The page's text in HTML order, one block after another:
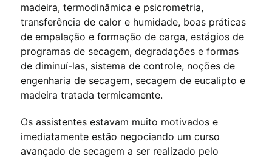
madeira, termodinâmica e psicrometria,
transferência de calor e humidade, boas práticas
de empalação e formação de carga, estágios de
programas de secagem, degradações e formas
de diminuí-las, sistema de controle, noções de
engenharia de secagem, secagem de eucalipto e
madeira tratada termicamente.
Os assistentes estavam muito motivados e
imediatamente estão negociando um curso
avançado de secagem a ser realizado pelo